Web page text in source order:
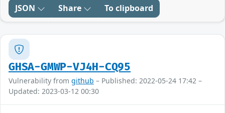
JSON Share To clipboard
GHSA-GMWP-VJ4H-CQ95
Vulnerability from github – Published: 2022-05-24 17:42 –
Updated: 2023-03-12 00:30